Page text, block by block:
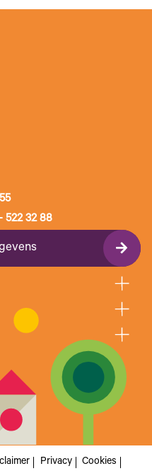
522 32 88
Privacy Cookies